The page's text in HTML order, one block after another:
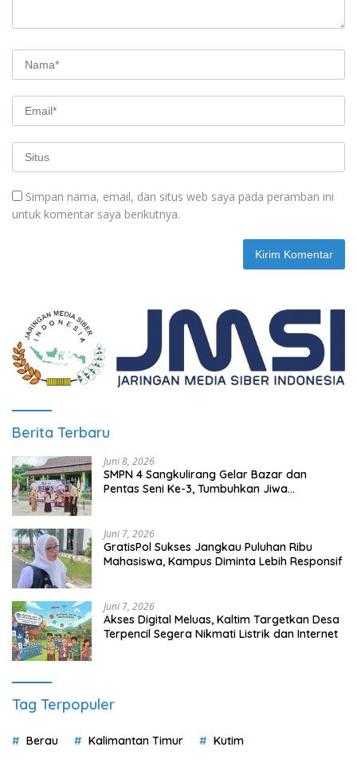
Simpan nama, email, dan situs web saya pada peramban ini
untuk komentar saya berikutnya.
Berita Terbaru
Juni 8, 2026
SMPN 4 Sangkulirang Gelar Bazar dan
Pentas Seni Ke-3, Tumbuhkan Jiwa
Juni 7, 2026
GratisPol Sukses Jangkau Puluhan Ribu
Mahasiswa, Kampus Diminta Lebih Responsif
Juni 7, 2026
Akses Digital Meluas, Kaltim Targetkan Desa
Terpencil Segera Nikmati Listrik dan Internet
Tag Terpopuler
Berau Kalimantan Timur Kutim